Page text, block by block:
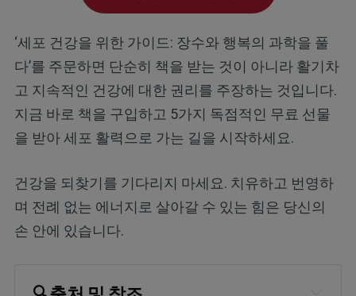
‘세포 건강을 위한 가이드: 장수와 행복의 과학을 풀
다’를 주문하면 단순히 책을 받는 것이 아니라 활기차
고 지속적인 건강에 대한 권리를 주장하는 것입니다.
지금 바로 책을 구입하고 5가지 독점적인 무료 선물
을 받아 세포 활력으로 가는 길을 시작하세요.
건강을 되찾기를 기다리지 마세요. 치유하고 번영하
며 전례 없는 에너지로 살아갈 수 있는 힘은 당신의
손 안에 있습니다.